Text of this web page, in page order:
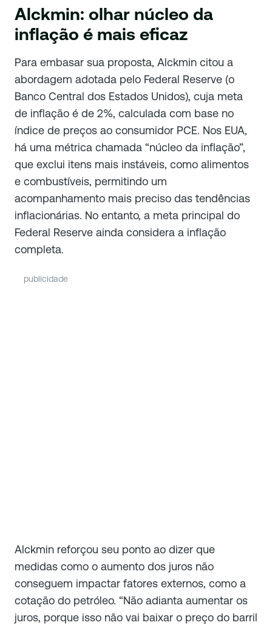
Alckmin: olhar núcleo da
inflação é mais eficaz
Para embasar sua proposta, Alckmin citou a
abordagem adotada pelo Federal Reserve (o
Banco Central dos Estados Unidos), cuja meta
de inflação é de 2%, calculada com base no
índice de preços ao consumidor PCE. Nos EUA,
há uma métrica chamada “núcleo da inflação”,
que exclui itens mais instáveis, como alimentos
e combustíveis, permitindo um
acompanhamento mais preciso das tendências
inflacionárias. No entanto, a meta principal do
Federal Reserve ainda considera a inflação
completa.
publicidade
Alckmin reforçou seu ponto ao dizer que
medidas como o aumento dos juros não
conseguem impactar fatores externos, como a
cotação do petróleo. “Não adianta aumentar os
juros, porque isso não vai baixar o preço do barril